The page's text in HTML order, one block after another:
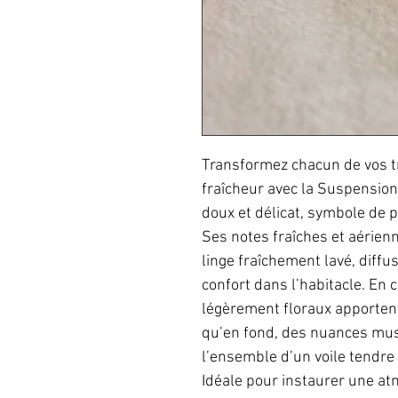
Transformez chacun de vos
fraîcheur avec la
doux et délicat, symbole de
Ses notes fraîches et
linge fraîchement lavé,
confort dans l’habitacle. En
légèrement floraux
qu’en fond, des nuances
l’ensemble d’un voile
Idéale pour instaurer une